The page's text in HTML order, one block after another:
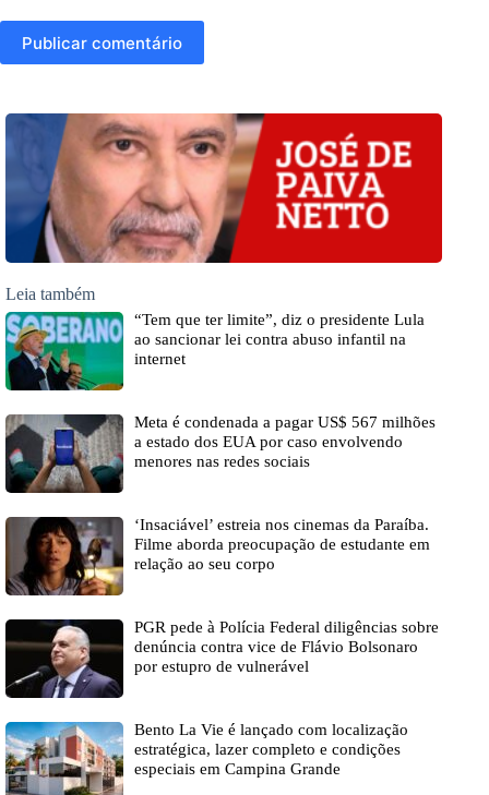
Publicar comentário
Leia também
“Tem que ter limite”, diz o presidente Lula
ao sancionar lei contra abuso infantil na
internet
Meta é condenada a pagar US$ 567 milhões
a estado dos EUA por caso envolvendo
menores nas redes sociais
‘Insaciável’ estreia nos cinemas da Paraíba.
Filme aborda preocupação de estudante em
relação ao seu corpo
PGR pede à Polícia Federal diligências sobre
denúncia contra vice de Flávio Bolsonaro
por estupro de vulnerável
Bento La Vie é lançado com localização
estratégica, lazer completo e condições
especiais em Campina Grande